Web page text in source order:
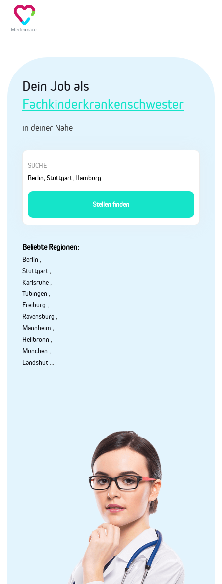
Dein Job als
Fachkinderkrankenschwester
in deiner Nähe
SUCHE
Stellen finden
Beliebte Regionen:
Berlin ,
Stuttgart ,
Karlsruhe ,
Tübingen ,
Freiburg ,
Ravensburg ,
Mannheim ,
Heilbronn ,
München ,
Landshut